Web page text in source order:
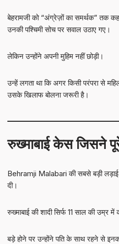
बेहरामजी को “अंग्रेज़ों का समर्थक” तक
उनकी पश्चिमी सोच पर सवाल उठाए गए।
लेकिन उन्होंने अपनी मुहिम नहीं छोड़ी।
उन्हें लगता था कि अगर किसी परंपरा से
उसके खिलाफ बोलना जरूरी है।
रुख्माबाई केस जिसने
Behramji Malabari की सबसे बड़ी
दी।
रुख्माबाई की शादी सिर्फ 11 साल की उम्र में
बड़े होने पर उन्होंने पति के साथ रहने से